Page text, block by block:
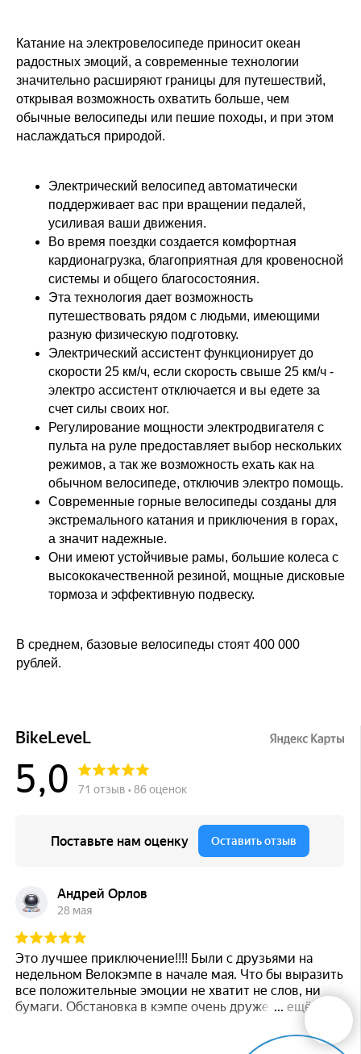
Катание на электровелосипеде приносит океан
радостных эмоций, а современные технологии
значительно расширяют границы для путешествий,
открывая возможность охватить больше, чем
обычные велосипеды или пешие походы, и при этом
наслаждаться природой.
Электрический велосипед автоматически
поддерживает вас при вращении педалей,
усиливая ваши движения.
Во время поездки создается комфортная
кардионагрузка, благоприятная для кровеносной
системы и общего благосостояния.
Эта технология дает возможность
путешествовать рядом с людьми, имеющими
разную физическую подготовку.
Электрический ассистент функционирует до
скорости 25 км/ч, если скорость свыше 25 км/ч -
электро ассистент отключается и вы едете за
счет силы своих ног.
Регулирование мощности электродвигателя с
пульта на руле предоставляет выбор нескольких
режимов, а так же возможность ехать как на
обычном велосипеде, отключив электро помощь.
Современные горные велосипеды созданы для
экстремального катания и приключения в горах,
а значит надежные.
Они имеют устойчивые рамы, большие колеса с
высококачественной резиной, мощные дисковые
тормоза и эффективную подвеску.
В среднем, базовые велосипеды стоят 400 000
рублей.